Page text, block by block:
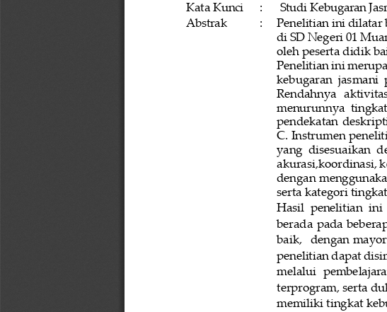
Kata Kunci : Studi Kebugaran
Abstrak
: Penelitian ini dilatar
di SD Negeri 01
oleh peserta didik
Penelitian ini
kebugaran  jasmani
Rendahnya
menurunnya
pendekatan
C. Instrumen
yang  disesuaikan
akurasi,koordinasi,
dengan
serta kategori
Hasil  penelitian  ini
berada  pada
baik,
dengan
penelitian dapat
melalui
terprogram, serta
memiliki tingkat ke